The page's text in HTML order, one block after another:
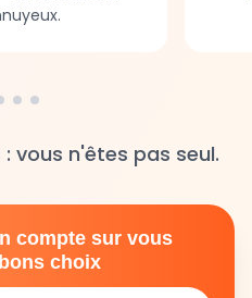
vous n'êtes pas seul.
compte sur vous
choix